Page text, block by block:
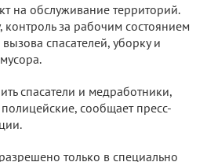
на обслуживание территорий.
за рабочим состоянием
спасателей, уборку и
спасатели и медработники,
сообщает пресс-
только в специально